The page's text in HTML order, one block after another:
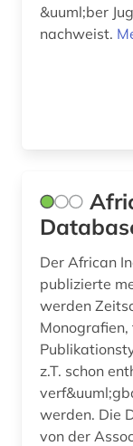
deutsche forschungsgemeinschaft.
&uuml;ber
nachweist.
Der African
publizierte
werden Zeitschriftenaufs&auml;tze, aber auch
Monografien,
z.T. schon
werden. Die
von der